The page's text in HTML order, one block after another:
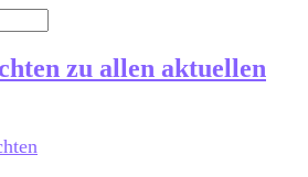
zu allen aktuellen